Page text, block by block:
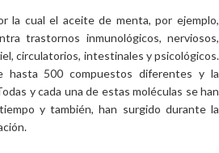
la cual el aceite de menta, por ejemplo,
trastornos inmunológicos, nerviosos,
circulatorios, intestinales y psicológicos.
hasta 500 compuestos diferentes y la
y cada una de estas moléculas se han
y también, han surgido durante la